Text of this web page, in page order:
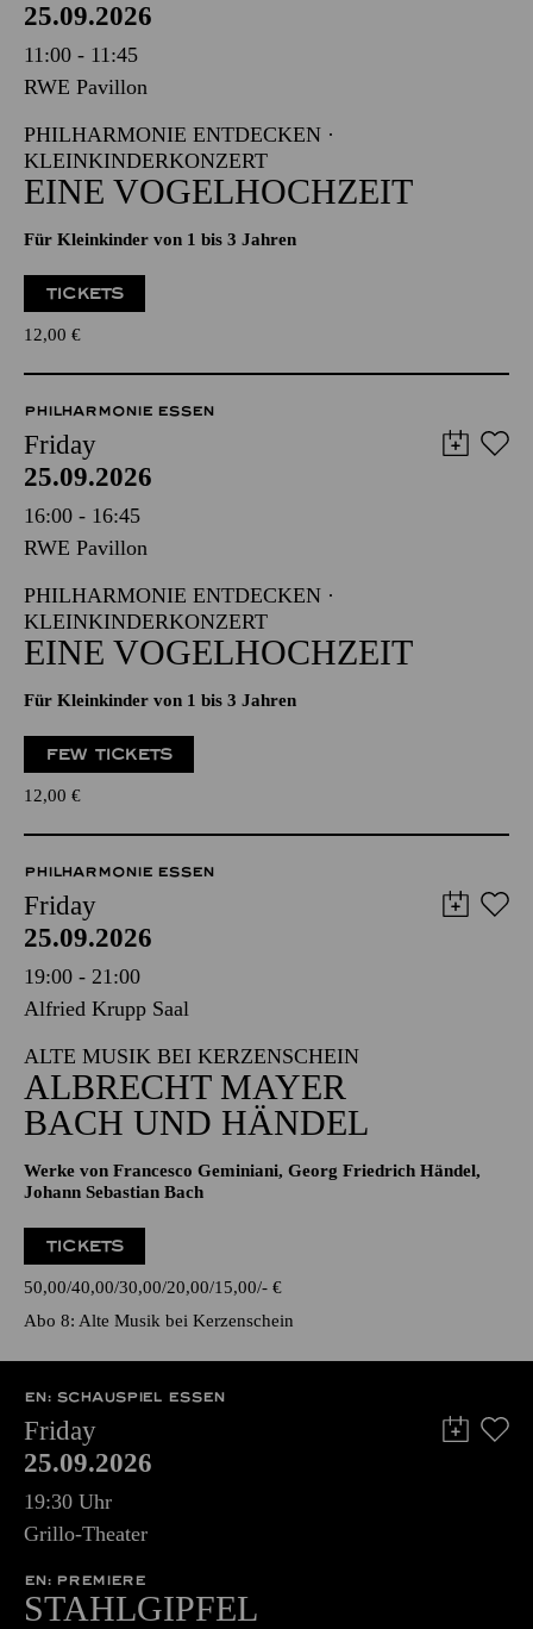
25.09.2026
11:00 - 11:45
RWE Pavillon
PHILHARMONIE ENTDECKEN ·
KLEINKINDERKONZERT
EINE VOGELHOCHZEIT
Für Kleinkinder von 1 bis 3 Jahren
TICKETS
12,00 €
PHILHARMONIE ESSEN
Friday
25.09.2026
16:00 - 16:45
RWE Pavillon
PHILHARMONIE ENTDECKEN ·
KLEINKINDERKONZERT
EINE VOGELHOCHZEIT
Für Kleinkinder von 1 bis 3 Jahren
FEW TICKETS
12,00 €
PHILHARMONIE ESSEN
Friday
25.09.2026
19:00 - 21:00
Alfried Krupp Saal
ALTE MUSIK BEI KERZENSCHEIN
ALBRECHT MAYER
BACH UND HÄNDEL
Werke von Francesco Geminiani, Georg Friedrich Händel,
Johann Sebastian Bach
TICKETS
50,00 40,00 30,00 20,00 15,00 - €
Abo 8: Alte Musik bei Kerzenschein
EN: SCHAUSPIEL ESSEN
Friday
25.09.2026
19:30 Uhr
Grillo-Theater
EN: PREMIERE
STAHLGIPFEL